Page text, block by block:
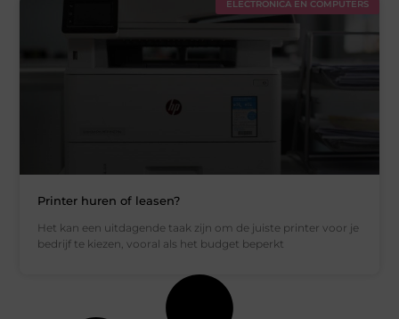
ELECTRONICA EN COMPUTERS
Printer huren of leasen?
Het kan een uitdagende taak zijn om de juiste printer voor je
bedrijf te kiezen, vooral als het budget beperkt